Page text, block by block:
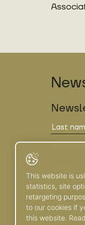
This website is
statistics, site
retargeting
to our cookies if
this website.